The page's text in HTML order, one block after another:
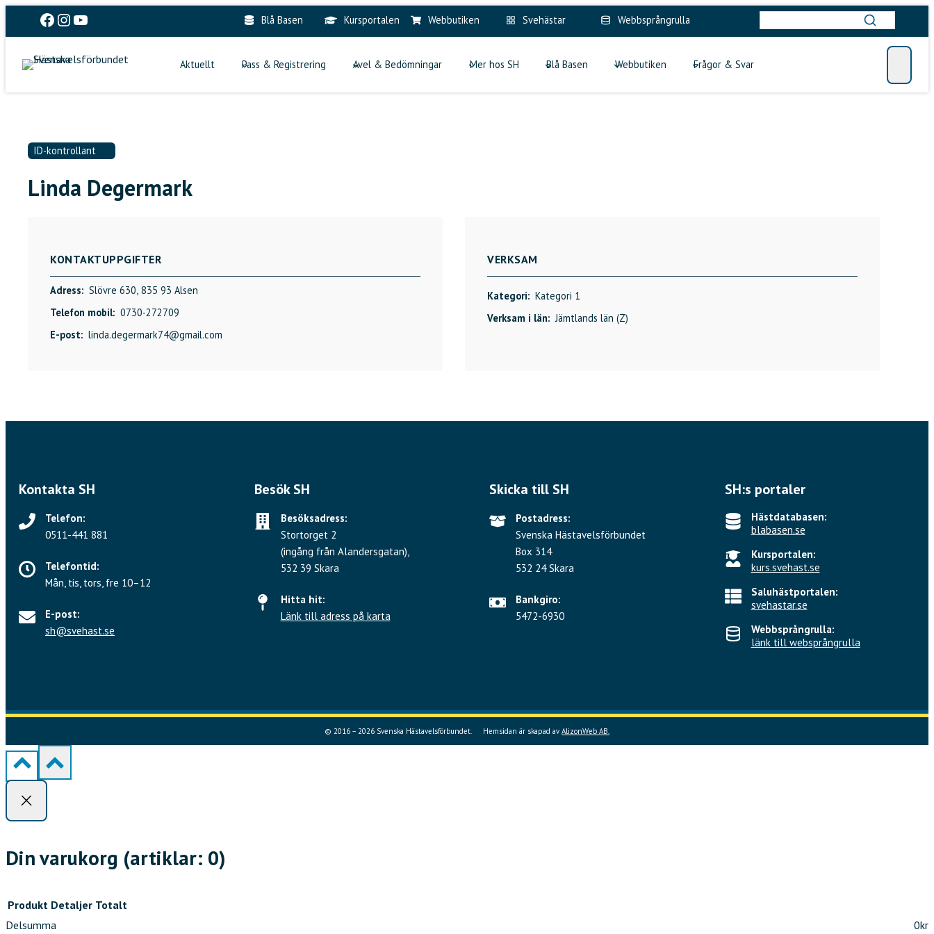
Facebook
Instagram
YouTube Blå Basen Kursportalen Webbutiken Svehästar Webbsprångrulla
Aktuellt Pass & Registrering Avel & Bedömningar Mer hos SH Blå Basen Webbutiken Frågor & Svar
ID-kontrollant
Linda Degermark
KONTAKTUPPGIFTER
Adress: Slövre 630, 835 93 Alsen
Telefon mobil: 0730-272709
E-post: linda.degermark74@gmail.com
VERKSAM
Kategori: Kategori 1
Verksam i län: Jämtlands län (Z)
Kontakta SH
Telefon:
0511-441 881
Telefontid:
Mån, tis, tors, fre 10–12
E-post:
sh@svehast.se
Besök SH
Besöksadress:
Stortorget 2
(ingång från Alandersgatan),
532 39 Skara
Hitta hit:
Länk till adress på karta
Skicka till SH
Postadress:
Svenska Hästavelsförbundet
Box 314
532 24 Skara
Bankgiro:
5472-6930
SH:s portaler
Hästdatabasen:
blabasen.se
Kursportalen:
kurs.svehast.se
Saluhästportalen:
svehastar.se
Webbsprångrulla:
länk till websprångrulla
© 2016 – 2026 Svenska Hästavelsförbundet. Hemsidan är skapad av AlizonWeb AB.
Din varukorg (artiklar: 0)
Produkt Detaljer Totalt
Delsumma
0kr